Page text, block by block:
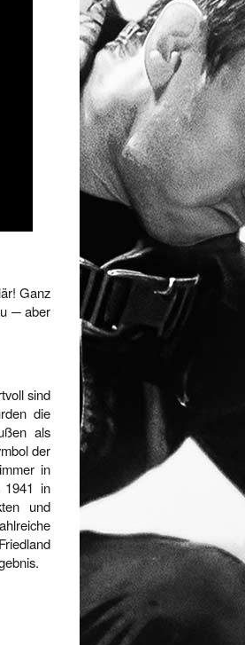
Ganz
─ aber
sind
die
als
der
in
1941 in
und